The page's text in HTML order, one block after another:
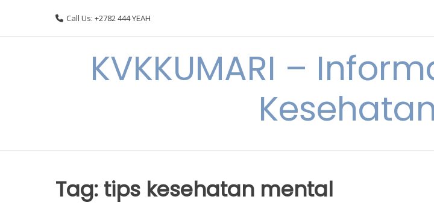
Call Us: +2782 444 YEAH
KVKKUMARI –
Tag: tips kesehatan mental